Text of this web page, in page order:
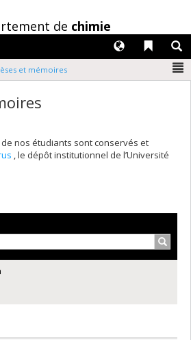
de chimie
Liens
Langues
et mémoires
nos étudiants sont conservés et
, le dépôt institutionnel de l’Université
order
in ascending order